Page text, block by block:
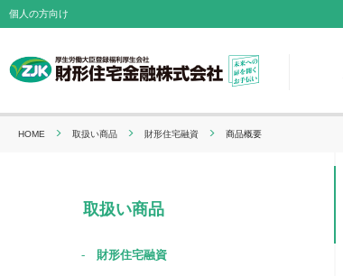
個人の方向け
HOME 取扱い商品 財形住宅融資 商品概要
取扱い商品
財形住宅融資